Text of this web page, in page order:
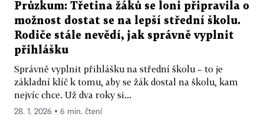
Průzkum: Třetina žáků se loni připravila o
možnost dostat se na lepší střední školu.
Rodiče stále nevědí, jak správně vyplnit
přihlášku
Správně vyplnit přihlášku na střední školu – to je
základní klíč k tomu, aby se žák dostal na školu, kam
nejvíc chce. Už dva roky si...
28. 1. 2026 ▪ 6 min. čtení